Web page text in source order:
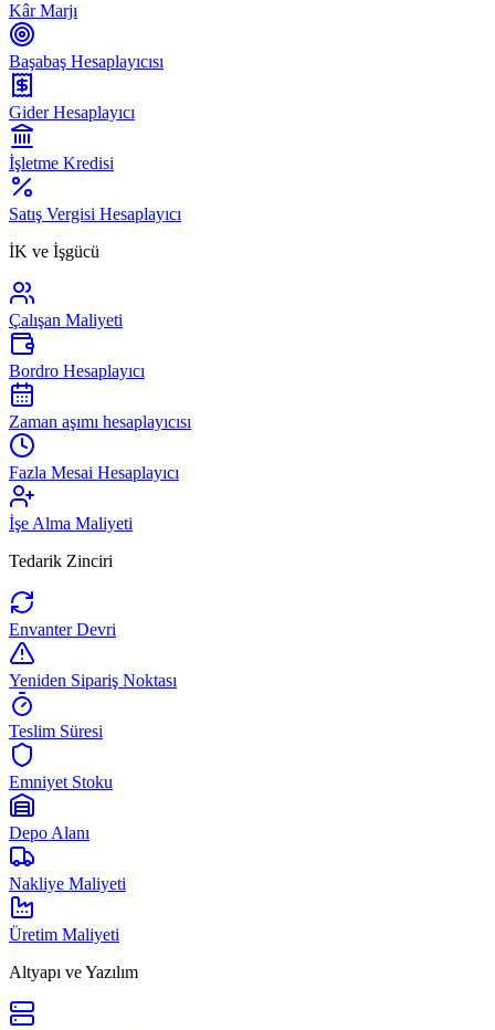
Kâr Marjı
Başabaş Hesaplayıcısı
Gider Hesaplayıcı
İşletme Kredisi
Satış Vergisi Hesaplayıcı
İK ve İşgücü
Çalışan Maliyeti
Bordro Hesaplayıcı
Zaman aşımı hesaplayıcısı
Fazla Mesai Hesaplayıcı
İşe Alma Maliyeti
Tedarik Zinciri
Envanter Devri
Yeniden Sipariş Noktası
Teslim Süresi
Emniyet Stoku
Depo Alanı
Nakliye Maliyeti
Üretim Maliyeti
Altyapı ve Yazılım